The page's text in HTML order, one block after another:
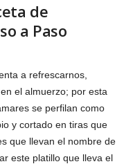
de
a Paso
a refrescarnos,
el almuerzo; por esta
se perfilan como
y cortado en tiras que
que llevan el nombre de
este platillo que lleva el